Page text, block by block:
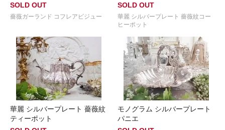
SOLD OUT
薔薇ガーランド コフレアビジュー
SOLD OUT
華麗 シルバープレート 薔薇紋コー
ヒーポット
華麗 シルバープレート 薔薇紋
ティーポット
モノグラム シルバープレート
パニエ